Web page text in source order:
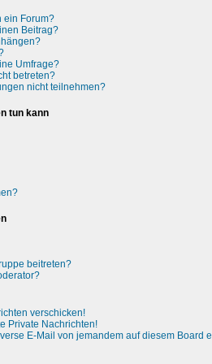
ein Forum?
Beitrag?
Umfrage?
betreten?
nicht teilnehmen?
tun kann
beitreten?
verschicken!
Private Nachrichten!
E-Mail von jemandem auf diesem Board